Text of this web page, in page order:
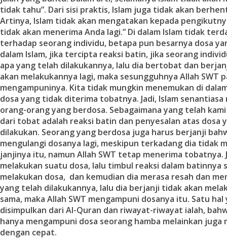
tidak tahu”. Dari sisi praktis, Islam juga tidak akan
Artinya, Islam tidak akan mengatakan kepada
tidak akan menerima Anda lagi.” Di dalam Islam tidak
terhadap seorang individu, betapa pun besarnya dosa
dalam Islam, jika tercipta reaksi batin, jika seorang
apa yang telah dilakukannya, lalu dia bertobat dan
akan melakukannya lagi, maka sesungguhnya Allah SWT
mengampuninya. Kita tidak mungkin menemukan di
dosa yang tidak diterima tobatnya. Jadi, Islam
orang-orang yang berdosa. Sebagaimana yang telah
dari tobat adalah reaksi batin dan penyesalan atas dosa
dilakukan. Seorang yang berdosa juga harus berjanji
mengulangi dosanya lagi, meskipun terkadang dia tidak
janjinya itu, namun Allah SWT tetap menerima tobatnya.
melakukan suatu dosa, lalu timbul reaksi dalam batinnya
melakukan dosa, dan kemudian dia merasa resah dan
yang telah dilakukannya, lalu dia berjanji tidak akan
sama, maka Allah SWT mengampuni dosanya itu. Satu
disimpulkan dari Al-Quran dan riwayat-riwayat ialah,
hanya mengampuni dosa seorang hamba melainkan juga
dengan cepat.